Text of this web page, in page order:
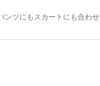
ンツにもスカートにも合わ
ンドから登場しています。